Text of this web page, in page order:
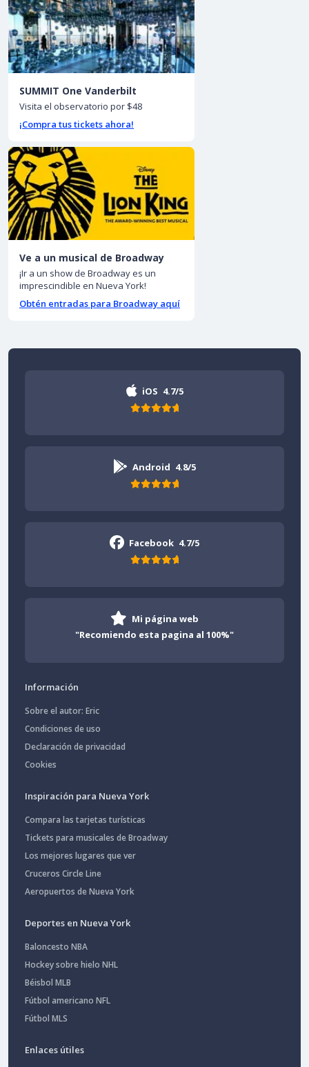
SUMMIT One Vanderbilt
Visita el observatorio por $48
¡Compra tus tickets ahora!
Ve a un musical de Broadway
¡Ir a un show de Broadway es un
imprescindible en Nueva York!
Obtén entradas para Broadway aquí
iOS 4.7/5
Android 4.8/5
Facebook 4.7/5
Mi página web
"Recomiendo esta pagina al 100%"
Información
Sobre el autor: Eric
Condiciones de uso
Declaración de privacidad
Cookies
Inspiración para Nueva York
Compara las tarjetas turísticas
Tickets para musicales de Broadway
Los mejores lugares que ver
Cruceros Circle Line
Aeropuertos de Nueva York
Deportes en Nueva York
Baloncesto NBA
Hockey sobre hielo NHL
Béisbol MLB
Fútbol americano NFL
Fútbol MLS
Enlaces útiles